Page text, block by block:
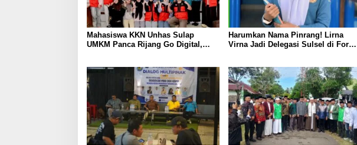
Mahasiswa KKN Unhas Sulap
UMKM Panca Rijang Go Digital,
Harumkan Nama Pinrang! Lirna
Virna Jadi Delegasi Sulsel di Forum